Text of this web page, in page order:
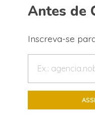
Antes de
Inscreva-se